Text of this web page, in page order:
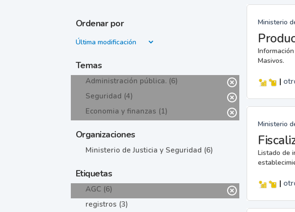
Ordenar por
Temas
Administración pública. (6)
Seguridad (4)
Economia y finanzas (1)
Organizaciones
Ministerio de Justicia y Seguridad (6)
Etiquetas
AGC (6)
registros (3)
Ministerio
Masivos.
|
Ministerio
Listado de
|